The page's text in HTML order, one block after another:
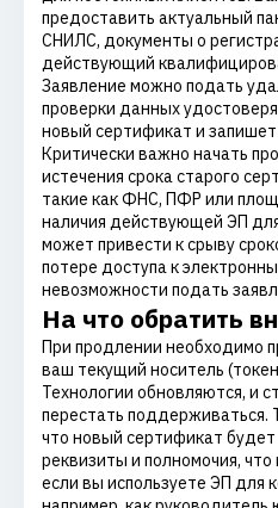
предоставить актуальный
СНИЛС, документы о
действующий
Заявление можно подать
проверки данных
новый сертификат и
Критически важно начать
истечения срока старого
такие как ФНС, ПФР или
наличия действующей ЭП
может привести к срыву
потере доступа к
невозможности подать
На что обратить
При продлении необходимо
ваш текущий носитель
Технологии обновляются, и
перестать поддерживаться.
что новый сертификат
реквизиты и полномочия,
если вы используете ЭП для